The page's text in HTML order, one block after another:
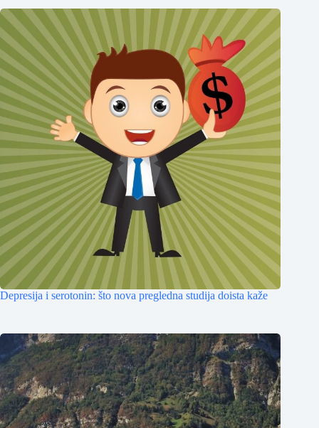
Depresija i serotonin: što nova pregledna studija doista kaže